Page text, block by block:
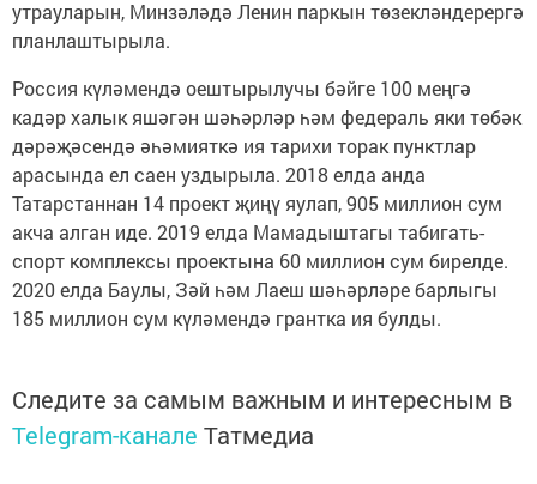
утрауларын, Минзәләдә Ленин паркын төзекләндерергә
планлаштырыла.
Россия күләмендә оештырылучы бәйге 100 меңгә
кадәр халык яшәгән шәһәрләр һәм федераль яки төбәк
дәрәҗәсендә әһәмияткә ия тарихи торак пунктлар
арасында ел саен уздырыла. 2018 елда анда
Татарстаннан 14 проект җиңү яулап, 905 миллион сум
акча алган иде. 2019 елда Мамадыштагы табигать-
спорт комплексы проектына 60 миллион сум бирелде.
2020 елда Баулы, Зәй һәм Лаеш шәһәрләре барлыгы
185 миллион сум күләмендә грантка ия булды.
Следите за самым важным и интересным в
Telegram-канале Татмедиа